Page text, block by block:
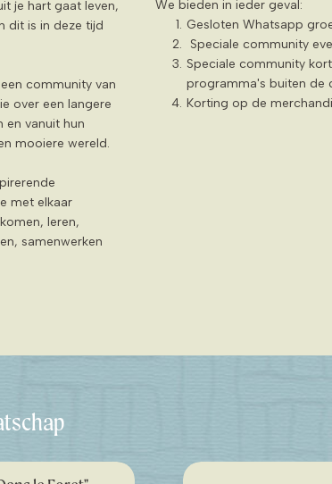
We bieden in ieder geval:
Gesloten Whatsapp
Speciale community
Speciale community
programma's buiten de
Korting op de
je hart gaat leven,
dit is in deze tijd
community van
over een langere
en vanuit hun
mooiere wereld.
met elkaar
leren,
samenwerken